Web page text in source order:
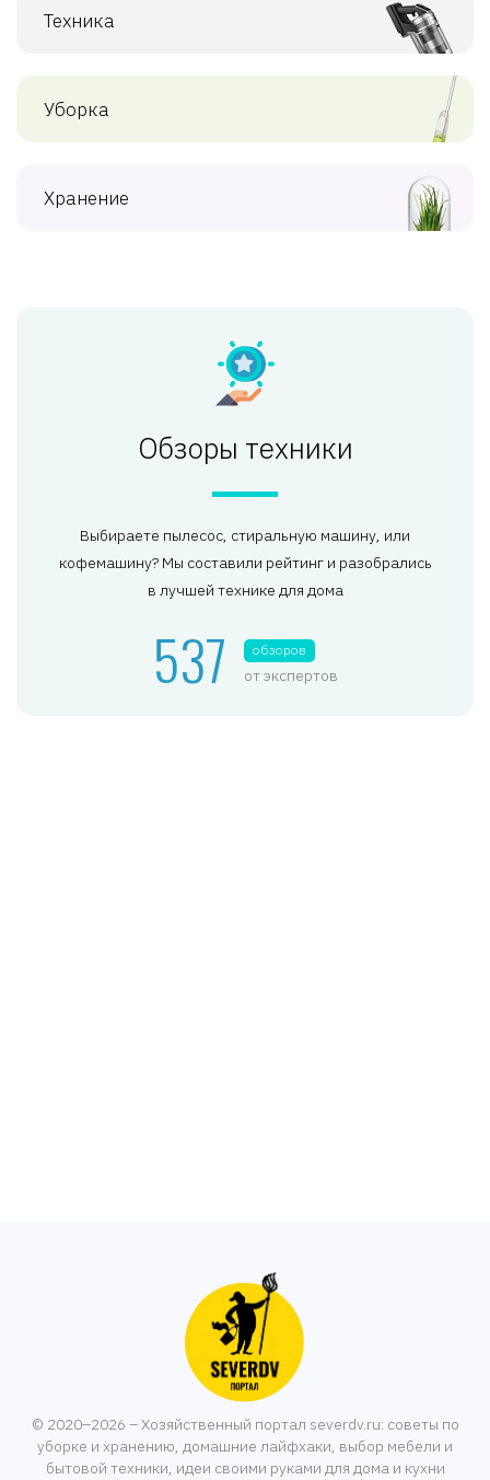
Техника
Уборка
Хранение
Обзоры техники
Выбираете пылесос, стиральную машину, или
кофемашину? Мы составили рейтинг и разобрались
в лучшей технике для дома
537 обзоров
от экспертов
© 2020–2026 – Хозяйственный портал severdv.ru: советы по
уборке и хранению, домашние лайфхаки, выбор мебели и
бытовой техники, идеи своими руками для дома и кухни